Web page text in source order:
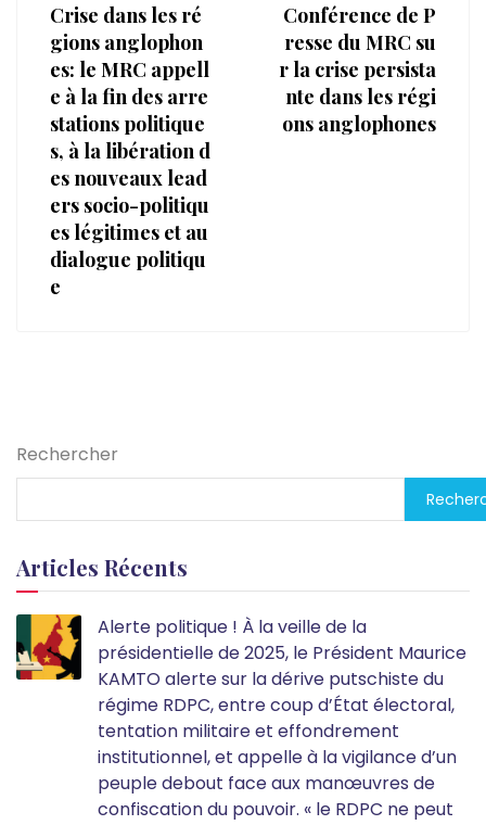
Crise dans les ré
gions anglophon
es: le MRC appell
e à la fin des arre
stations politique
s, à la libération d
es nouveaux lead
ers socio-politiqu
es légitimes et au
dialogue politiqu
e
Conférence de P
resse du MRC su
r la crise persista
nte dans les régi
ons anglophones
Rechercher
Articles Récents
Alerte politique ! À la veille de la
présidentielle de 2025, le Président Maurice
KAMTO alerte sur la dérive putschiste du
régime RDPC, entre coup d’État électoral,
tentation militaire et effondrement
institutionnel, et appelle à la vigilance d’un
peuple debout face aux manœuvres de
confiscation du pouvoir. « le RDPC ne peut